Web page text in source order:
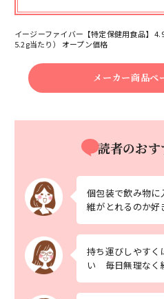
イージーファイバー【特定保健用食品】
5.2g当たり） オープン価格
メーカー商品ペ
読者のおす
個包装で飲み物に
維がとれるのか好
持ち運びしやすく
い 毎日無理なく